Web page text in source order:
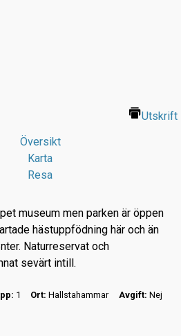
Utskrift
Översikt
Karta
Resa
museum men parken är öppen
hästuppfödning här och än
Naturreservat och
sevärt intill.
1 Ort: Hallstahammar Avgift: Nej